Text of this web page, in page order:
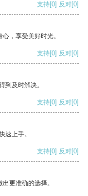
支持[0] 反对[0]
，享受美好时光。
支持[0] 反对[0]
到及时解决。
支持[0] 反对[0]
速上手。
支持[0] 反对[0]
更准确的选择。